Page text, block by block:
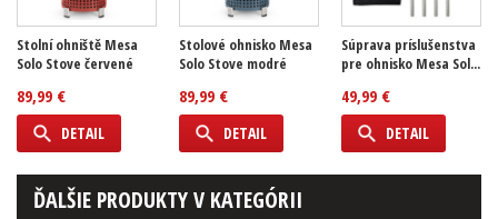
Stolní ohniště Mesa
Solo Stove červené
89,99 €
DETAIL
Stolové ohnisko Mesa
Solo Stove modré
89,99 €
DETAIL
Súprava príslušenstva
pre ohnisko Mesa Sol...
49,99 €
DETAIL
ĎALŠIE PRODUKTY V KATEGÓRII